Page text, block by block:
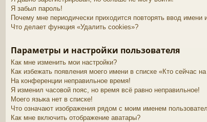
Я забыл пароль!
Почему мне периодически приходится повторять ввод имени
Что делает функция «Удалить cookies»?
Параметры и настройки пользователя
Как мне изменить мои настройки?
Как избежать появления моего имени в списке «Кто сейчас
На конференции неправильное время!
Я изменил часовой пояс, но время всё равно неправильное!
Моего языка нет в списке!
Что означают изображения рядом с моим именем
Как мне включить отображение аватары?